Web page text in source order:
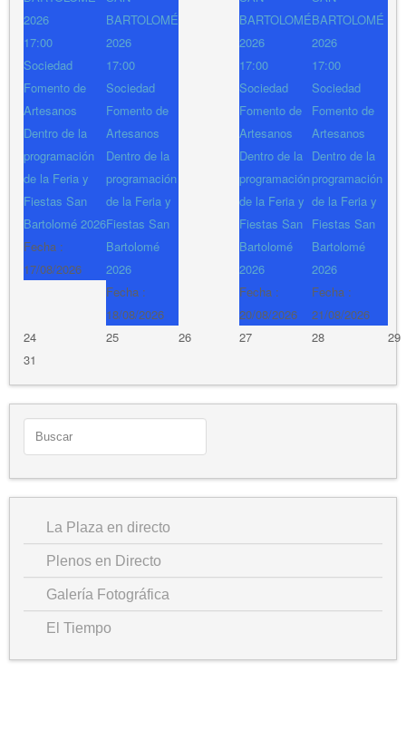
2026
17:00
Sociedad
Fomento de
Artesanos
Dentro de la
programación
de la Feria y
Fiestas San
Bartolomé 2026
Fecha :
17/08/2026
BARTOLOMÉ
2026
17:00
Sociedad
Fomento de
Artesanos
Dentro de la
programación
de la Feria y
Fiestas San
Bartolomé
2026
Fecha :
18/08/2026
BARTOLOMÉ
2026
17:00
Sociedad
Fomento de
Artesanos
Dentro de la
programación
de la Feria y
Fiestas San
Bartolomé
2026
Fecha :
20/08/2026
BARTOLOMÉ
2026
17:00
Sociedad
Fomento de
Artesanos
Dentro de la
programación
de la Feria y
Fiestas San
Bartolomé
2026
Fecha :
21/08/2026
24 25 26 27 28
29
31
La Plaza en directo
Plenos en Directo
Galería Fotográfica
El Tiempo